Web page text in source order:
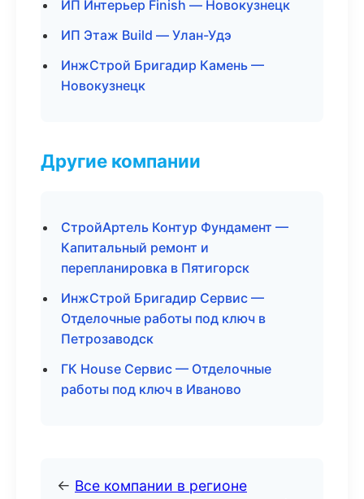
ИП Интерьер Finish — Новокузнецк
ИП Этаж Build — Улан-Удэ
ИнжСтрой Бригадир Камень —
Новокузнецк
Другие компании
СтройАртель Контур Фундамент —
Капитальный ремонт и
перепланировка в Пятигорск
ИнжСтрой Бригадир Сервис —
Отделочные работы под ключ в
Петрозаводск
ГК House Сервис — Отделочные
работы под ключ в Иваново
← Все компании в регионе